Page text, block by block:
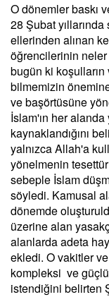
O dönemler baskı
28 Şubat yıllarında
ellerinden alınan
öğrencilerinin neler
bugün ki koşulların
bilmemizin
ve başörtüsüne
İslam'ın her
kaynaklandığını
yalnızca Allah'a
yönelmenin
sebeple İslam
söyledi. Kamusal
dönemde
üzerine alan
alanlarda adeta
ekledi. O vakitler
kompleksi ve
istendiğini belirten